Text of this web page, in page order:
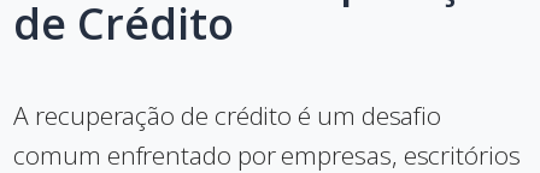
de Crédito
A recuperação de crédito é um desafio
comum enfrentado por empresas, escritórios